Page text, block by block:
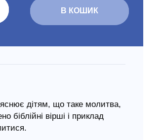
В КОШИК
дітям, що таке молитва,
вірші і приклад